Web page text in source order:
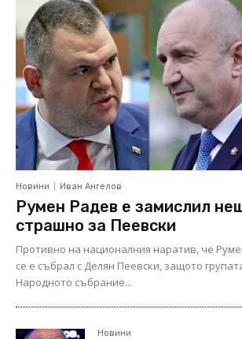
Новини Иван Ангелов
Румен Радев е замислил
страшно за Пеевски
Противно на националния наратив, че
се е събрал с Делян Пеевски, защото
Народното събрание...
Новини